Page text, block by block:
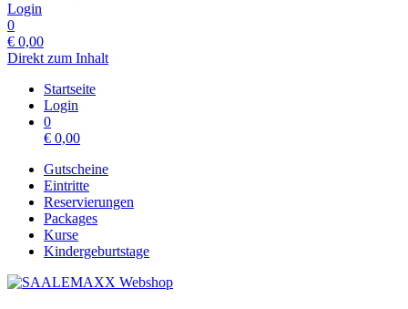
Login
0
€ 0,00
Direkt zum Inhalt
Startseite
Login
0
€ 0,00
Gutscheine
Eintritte
Reservierungen
Packages
Kurse
Kindergeburtstage